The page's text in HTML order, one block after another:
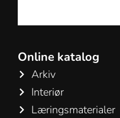
Online katalog
Arkiv
Interiør
Læringsmaterialer